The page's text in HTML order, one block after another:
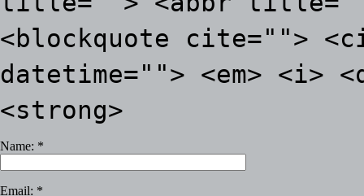
<blockquote cite="">
datetime=""> <em> <i>
<strong>
Name: *
Email: *